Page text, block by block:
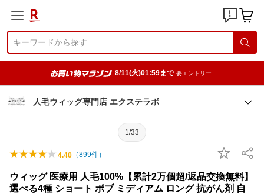
8/11(火)01:59まで 要エントリー
人毛ウィッグ専門店 エクステラボ
1/33
4.40 （899件）
ウィッグ 医療用 人毛100%【累計2万個超/返品交換無料】
選べる4種 ショート ボブ ミディアム ロング 抗がん剤 自